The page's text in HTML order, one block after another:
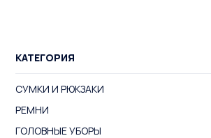
КАТЕГОРИЯ
СУМКИ И РЮКЗАКИ
РЕМНИ
ГОЛОВНЫЕ УБОРЫ